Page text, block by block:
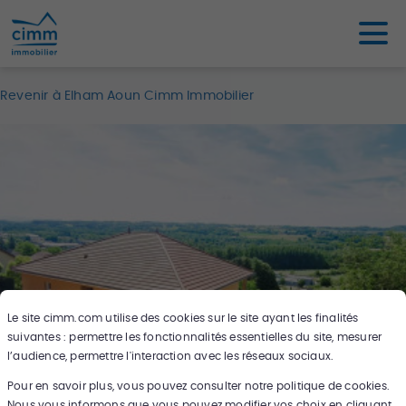
Le site cimm.comutilise des cookies sur le site ayant les finalités
suivantes : permettre les fonctionnalités essentielles du site, mesurer
l’audience, permettre l'interaction avec les réseaux sociaux.
Pour en savoir plus, vous pouvez consulter notre politique de cookies.
Revenir à Elham Aoun Cimm Immobilier
24photos